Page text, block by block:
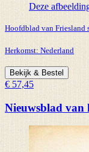
Deze
Hoofdblad van Friesland
Herkomst: Nederland
Bekijk & Bestel
€ 57,45
Nieuwsblad van